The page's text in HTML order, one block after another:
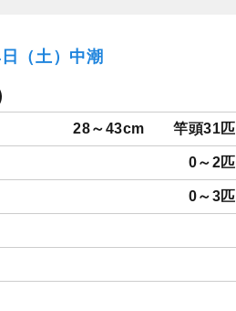
（土）中潮
28～43cm 竿頭31匹
0～2匹
0～3匹